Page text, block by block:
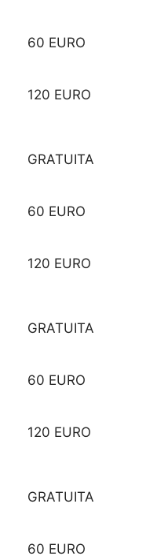
60 EURO
120 EURO
GRATUITA
60 EURO
120 EURO
GRATUITA
60 EURO
120 EURO
GRATUITA
60 EURO